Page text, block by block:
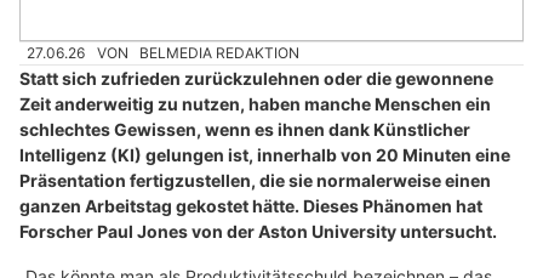
27.06.26 VON BELMEDIA REDAKTION
Statt sich zufrieden zurückzulehnen oder die gewonnene
Zeit anderweitig zu nutzen, haben manche Menschen ein
schlechtes Gewissen, wenn es ihnen dank Künstlicher
Intelligenz (KI) gelungen ist, innerhalb von 20 Minuten eine
Präsentation fertigzustellen, die sie normalerweise einen
ganzen Arbeitstag gekostet hätte. Dieses Phänomen hat
Forscher Paul Jones von der Aston University untersucht.